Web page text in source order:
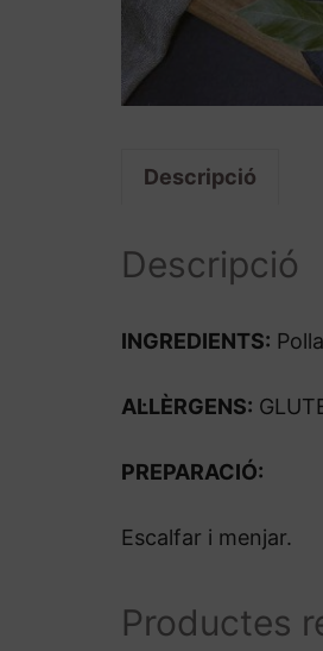
Descripció
Descripció
INGREDIENTS:
AL·LÈRGENS:
PREPARACIÓ:
Escalfar i menjar.
Productes